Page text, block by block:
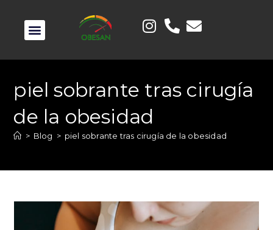
piel sobrante tras cirugía
de la obesidad
> Blog > piel sobrante tras cirugía de la obesidad